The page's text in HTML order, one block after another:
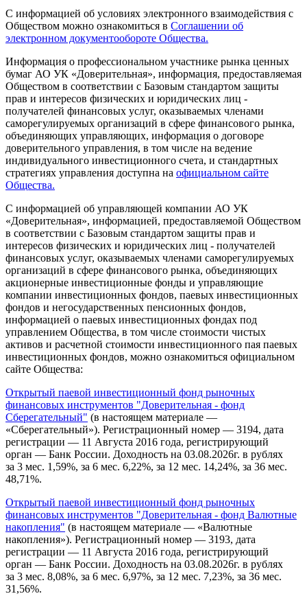
С информацией об условиях электронного взаимодействия с
Обществом можно ознакомиться в Соглашении об
электронном документообороте Общества.
Информация о профессиональном участнике рынка ценных
бумаг АО УК «Доверительная», информация, предоставляемая
Обществом в соответствии с Базовым стандартом защиты
прав и интересов физических и юридических лиц -
получателей финансовых услуг, оказываемых членами
саморегулируемых организаций в сфере финансового рынка,
объединяющих управляющих, информация о договоре
доверительного управления, в том числе на ведение
индивидуального инвестиционного счета, и стандартных
стратегиях управления доступна на официальном сайте
Общества.
С информацией об управляющей компании АО УК
«Доверительная», информацией, предоставляемой Обществом
в соответствии с Базовым стандартом защиты прав и
интересов физических и юридических лиц - получателей
финансовых услуг, оказываемых членами саморегулируемых
организаций в сфере финансового рынка, объединяющих
акционерные инвестиционные фонды и управляющие
компании инвестиционных фондов, паевых инвестиционных
фондов и негосударственных пенсионных фондов,
информацией о паевых инвестиционных фондах под
управлением Общества, в том числе стоимости чистых
активов и расчетной стоимости инвестиционного пая паевых
инвестиционных фондов, можно ознакомиться официальном
сайте Общества:
Открытый паевой инвестиционный фонд рыночных
финансовых инструментов "Доверительная - фонд
Сберегательный" (в настоящем материале —
«Сберегательный»). Регистрационный номер — 3194, дата
регистрации — 11 Августа 2016 года, регистрирующий
орган — Банк России. Доходность на 03.08.2026г. в рублях
за 3 мес. 1,59%, за 6 мес. 6,22%, за 12 мес. 14,24%, за 36 мес.
48,71%.
Открытый паевой инвестиционный фонд рыночных
финансовых инструментов "Доверительная - фонд Валютные
накопления" (в настоящем материале — «Валютные
накопления»). Регистрационный номер — 3193, дата
регистрации — 11 Августа 2016 года, регистрирующий
орган — Банк России. Доходность на 03.08.2026г. в рублях
за 3 мес. 8,08%, за 6 мес. 6,97%, за 12 мес. 7,23%, за 36 мес.
31,56%.